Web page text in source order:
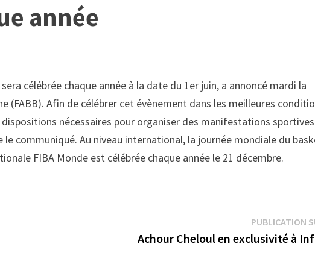
année
célébrée chaque année à la date du 1er juin, a annoncé mardi la
(FABB). Afin de célébrer cet évènement dans les meilleures
nécessaires pour organiser des manifestations
communiqué. Au niveau international, la journée mondiale du
FIBA Monde est célébrée chaque année le 21 décembre.
PUBLICATION
Achour Cheloul en exclusivité à